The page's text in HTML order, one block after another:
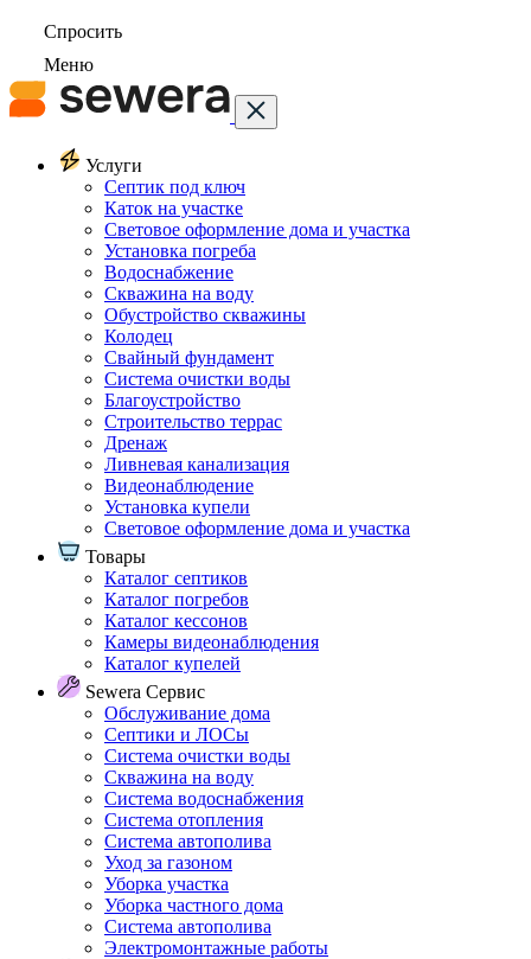
Спросить
Меню
Услуги
Септик под ключ
Каток на участке
Световое оформление дома и участка
Установка погреба
Водоснабжение
Скважина на воду
Обустройство скважины
Колодец
Свайный фундамент
Система очистки воды
Благоустройство
Строительство террас
Дренаж
Ливневая канализация
Видеонаблюдение
Установка купели
Световое оформление дома и участка
Товары
Каталог септиков
Каталог погребов
Каталог кессонов
Камеры видеонаблюдения
Каталог купелей
Sewera Сервис
Обслуживание дома
Септики и ЛОСы
Система очистки воды
Скважина на воду
Система водоснабжения
Система отопления
Система автополива
Уход за газоном
Уборка участка
Уборка частного дома
Система автополива
Электромонтажные работы